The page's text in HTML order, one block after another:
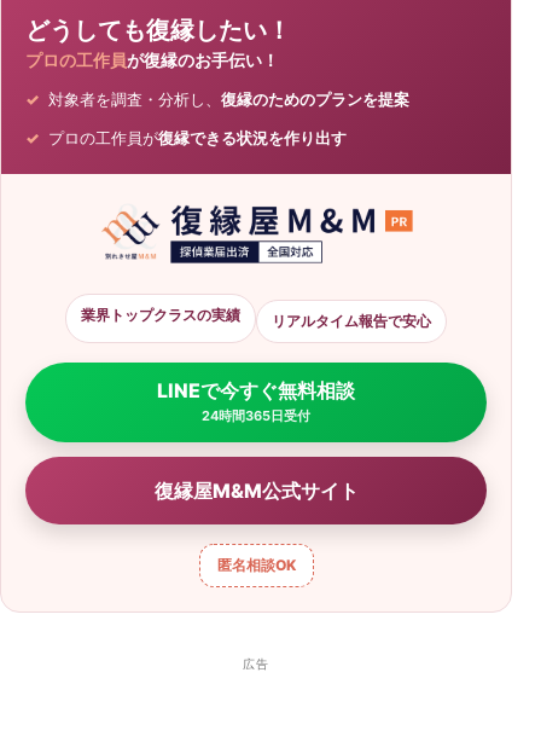
どうしても復縁したい！
プロの工作員が復縁のお手伝い！
対象者を調査・分析し、 復縁のためのプランを提案
プロの工作員が復縁できる状況を作り出す
業界トップクラスの実績 リアルタイム報告で安心
LINEで今すぐ無料相談
24時間365日受付
復縁屋M&M公式サイト
匿名相談OK
広告